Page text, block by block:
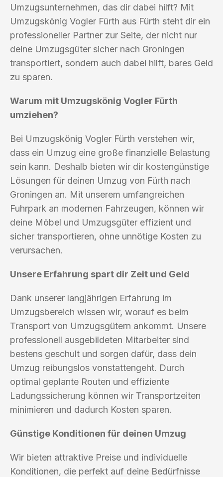
Umzugsunternehmen, das dir dabei hilft? Mit
Umzugskönig Vogler Fürth aus Fürth steht dir ein
professioneller Partner zur Seite, der nicht nur
deine Umzugsgüter sicher nach Groningen
transportiert, sondern auch dabei hilft, bares Geld
zu sparen.
Warum mit Umzugskönig Vogler Fürth
umziehen?
Bei Umzugskönig Vogler Fürth verstehen wir,
dass ein Umzug eine große finanzielle Belastung
sein kann. Deshalb bieten wir dir kostengünstige
Lösungen für deinen Umzug von Fürth nach
Groningen an. Mit unserem umfangreichen
Fuhrpark an modernen Fahrzeugen, können wir
deine Möbel und Umzugsgüter effizient und
sicher transportieren, ohne unnötige Kosten zu
verursachen.
Unsere Erfahrung spart dir Zeit und Geld
Dank unserer langjährigen Erfahrung im
Umzugsbereich wissen wir, worauf es beim
Transport von Umzugsgütern ankommt. Unsere
professionell ausgebildeten Mitarbeiter sind
bestens geschult und sorgen dafür, dass dein
Umzug reibungslos vonstattengeht. Durch
optimal geplante Routen und effiziente
Ladungssicherung können wir Transportzeiten
minimieren und dadurch Kosten sparen.
Günstige Konditionen für deinen Umzug
Wir bieten attraktive Preise und individuelle
Konditionen, die perfekt auf deine Bedürfnisse